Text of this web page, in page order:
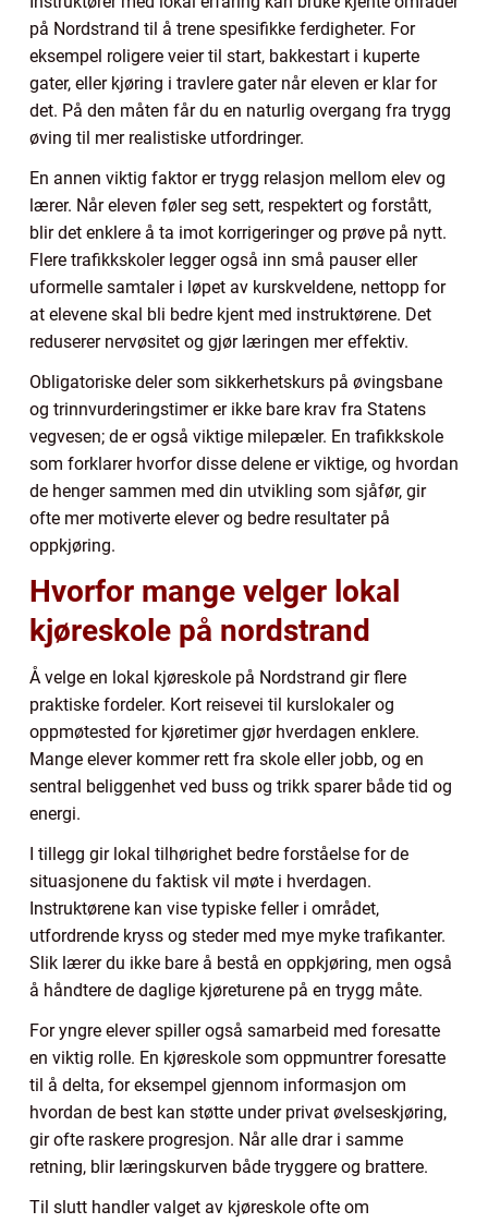
på Nordstrand til å trene spesifikke ferdigheter. For
eksempel roligere veier til start, bakkestart i kuperte
gater, eller kjøring i travlere gater når eleven er klar for
det. På den måten får du en naturlig overgang fra trygg
øving til mer realistiske utfordringer.
En annen viktig faktor er trygg relasjon mellom elev og
lærer. Når eleven føler seg sett, respektert og forstått,
blir det enklere å ta imot korrigeringer og prøve på nytt.
Flere trafikkskoler legger også inn små pauser eller
uformelle samtaler i løpet av kurskveldene, nettopp for
at elevene skal bli bedre kjent med instruktørene. Det
reduserer nervøsitet og gjør læringen mer effektiv.
Obligatoriske deler som sikkerhetskurs på øvingsbane
og trinnvurderingstimer er ikke bare krav fra Statens
vegvesen; de er også viktige milepæler. En trafikkskole
som forklarer hvorfor disse delene er viktige, og hvordan
de henger sammen med din utvikling som sjåfør, gir
ofte mer motiverte elever og bedre resultater på
oppkjøring.
Hvorfor mange velger lokal
kjøreskole på nordstrand
Å velge en lokal kjøreskole på Nordstrand gir flere
praktiske fordeler. Kort reisevei til kurslokaler og
oppmøtested for kjøretimer gjør hverdagen enklere.
Mange elever kommer rett fra skole eller jobb, og en
sentral beliggenhet ved buss og trikk sparer både tid og
energi.
I tillegg gir lokal tilhørighet bedre forståelse for de
situasjonene du faktisk vil møte i hverdagen.
Instruktørene kan vise typiske feller i området,
utfordrende kryss og steder med mye myke trafikanter.
Slik lærer du ikke bare å bestå en oppkjøring, men også
å håndtere de daglige kjøreturene på en trygg måte.
For yngre elever spiller også samarbeid med foresatte
en viktig rolle. En kjøreskole som oppmuntrer foresatte
til å delta, for eksempel gjennom informasjon om
hvordan de best kan støtte under privat øvelseskjøring,
gir ofte raskere progresjon. Når alle drar i samme
retning, blir læringskurven både tryggere og brattere.
Til slutt handler valget av kjøreskole ofte om